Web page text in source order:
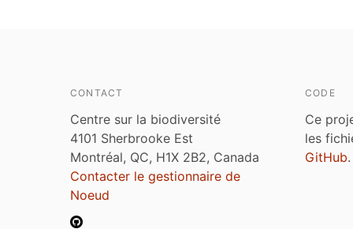
CONTACT
Centre sur la biodiversité
4101 Sherbrooke Est
Montréal, QC, H1X 2B2, Canada
Contacter le gestionnaire de
Noeud
CODE
Ce
les
GitHub.